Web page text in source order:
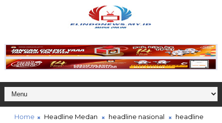
Home Headline Medan headline nasional
headline